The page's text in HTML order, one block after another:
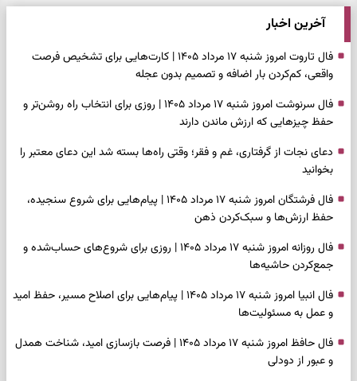
آخرین اخبار
فال تاروت امروز شنبه ۱۷ مرداد ۱۴۰۵ | کارت‌هایی برای تشخیص فرصت
واقعی، کم‌کردن بار اضافه و تصمیم بدون عجله
فال سرنوشت امروز شنبه ۱۷ مرداد ۱۴۰۵ | روزی برای انتخاب راه روشن‌تر و
حفظ چیزهایی که ارزش ماندن دارند
دعای نجات از گرفتاری، غم و فقر؛ وقتی راه‌ها بسته شد این دعای معتبر را
بخوانید
فال فرشتگان امروز شنبه ۱۷ مرداد ۱۴۰۵ | پیام‌هایی برای شروع سنجیده،
حفظ ارزش‌ها و سبک‌کردن ذهن
فال روزانه امروز شنبه ۱۷ مرداد ۱۴۰۵ | روزی برای شروع‌های حساب‌شده و
جمع‌کردن حاشیه‌ها
فال انبیا امروز شنبه ۱۷ مرداد ۱۴۰۵ | پیام‌هایی برای اصلاح مسیر، حفظ امید
و عمل به مسئولیت‌ها
فال حافظ امروز شنبه ۱۷ مرداد ۱۴۰۵ | فرصت بازسازی امید، شناخت همدل
و عبور از دودلی